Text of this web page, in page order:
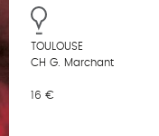
TOULOUSE
CH G. Marchant
16 €